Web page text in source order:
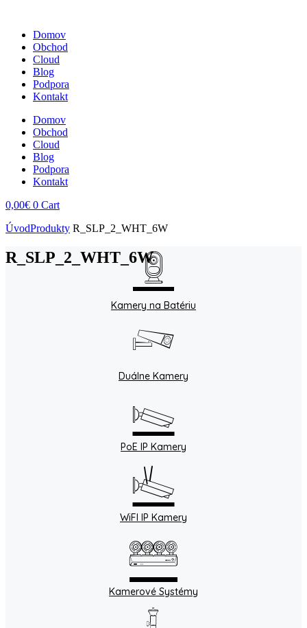
Domov
Obchod
Cloud
Blog
Podpora
Kontakt
Domov
Obchod
Cloud
Blog
Podpora
Kontakt
0,00€ 0 Cart
ÚvodProdukty R_SLP_2_WHT_6W
R_SLP_2_WHT_6W
Kamery na Batériu
Duálne Kamery
PoE IP Kamery
WiFI IP Kamery
Kamerové Systémy